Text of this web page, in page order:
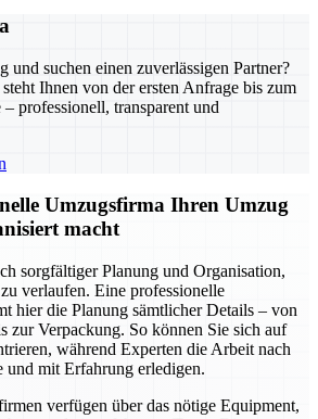
und suchen einen zuverlässigen Partner?
Ihnen von der ersten Anfrage bis zum
professionell, transparent und
Umzugsfirma Ihren Umzug
macht
sorgfältiger Planung und Organisation,
verlaufen. Eine professionelle
hier die Planung sämtlicher Details – von
zur Verpackung. So können Sie sich auf
während Experten die Arbeit nach
und mit Erfahrung erledigen.
verfügen über das nötige Equipment,